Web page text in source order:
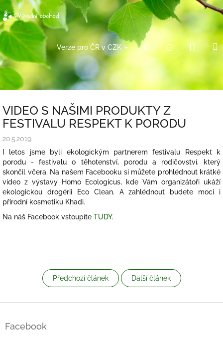
Přejít
na
obsah
Verze pro ČR v CZK Hledat Přihlášení
košík
VIDEO S NAŠIMI PRODUKTY Z
FESTIVALU RESPEKT K PORODU
20.5.2019
I letos jsme byli ekologickým partnerem festivalu Respekt k
porodu - festivalu o těhotenství, porodu a rodičovství, který
skončil včera. Na našem Facebooku si můžete prohlédnout krátké
video z výstavy Homo Ecologicus, kde Vám organizátoři ukáží
ekologickou drogérii Eco Clean. A zahlédnout budete moci i
přírodní kosmetiku Khadi.
Na náš Facebook vstoupíte TUDY.
Předchozí článek Další článek
Facebook